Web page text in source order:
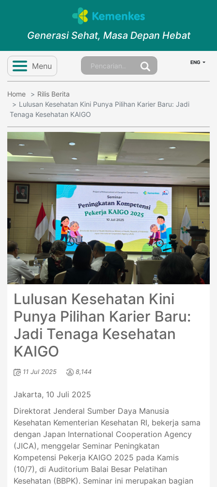
Generasi Sehat, Masa Depan Hebat
Menu ENG
Home
Rilis Berita
Lulusan Kesehatan Kini Punya Pilihan Karier Baru: Jadi
Tenaga Kesehatan KAIGO
Lulusan Kesehatan Kini
Punya Pilihan Karier Baru:
Jadi Tenaga Kesehatan
KAIGO
11 Jul 2025 8,144
Jakarta, 10 Juli 2025
Direktorat Jenderal Sumber Daya Manusia
Kesehatan Kementerian Kesehatan RI, bekerja sama
dengan Japan International Cooperation Agency
(JICA), menggelar Seminar Peningkatan
Kompetensi Pekerja KAIGO 2025 pada Kamis
(10/7), di Auditorium Balai Besar Pelatihan
Kesehatan (BBPK). Seminar ini merupakan bagian